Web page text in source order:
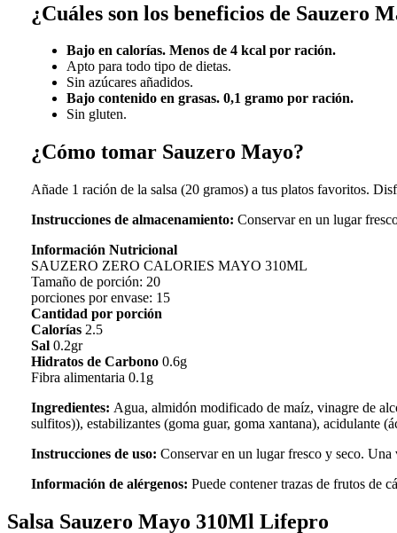
¿Cuáles son los beneficios de Sauzero
Bajo en calorías. Menos de 4 kcal por ración.
Apto para todo tipo de dietas.
Sin azúcares añadidos.
Bajo contenido en grasas. 0,1 gramo por ración.
Sin gluten.
¿Cómo tomar Sauzero Mayo?
Añade 1 ración de la salsa (20 gramos) a tus platos favoritos.
Instrucciones de almacenamiento: Conservar en un lugar
Información Nutricional
SAUZERO ZERO CALORIES MAYO 310ML
Tamaño de porción: 20
porciones por envase: 15
Cantidad por porción
Calorías2.5
Sal0.2gr
Hidratos de Carbono0.6g
Fibra alimentaria 0.1g
Ingredientes: Agua, almidón modificado de maíz, vinagre de
sulfitos)), estabilizantes (goma guar, goma xantana), acidulante
Instrucciones de uso: Conservar en un lugar fresco y seco.
Información de alérgenos: Puede contener trazas de frutos de
Salsa Sauzero Mayo 310Ml Lifepro